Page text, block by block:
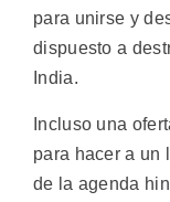
para unirse y
dispuesto a
India.
Incluso una
para hacer a un
de la agenda